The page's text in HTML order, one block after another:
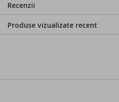
Recenzii
Produse vizualizate recent